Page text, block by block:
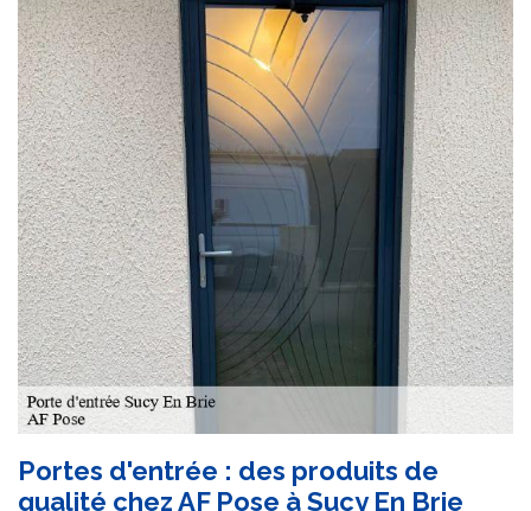
Portes d'entrée : des produits de
qualité chez AF Pose à Sucy En Brie